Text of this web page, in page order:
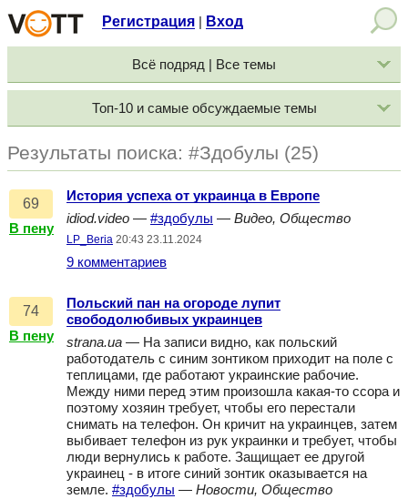
Регистрация Вход
Всё подряд | Все темы
Топ-10 и самые обсуждаемые темы
Результаты поиска: #Здобулы (25)
69
В пену
История успеха от украинца в Европе
idiod.video — #здобулы — Видео, Общество
LP_Beria 20:43 23.11.2024
9 комментариев
74
В пену
Польский пан на огороде лупит
свободолюбивых украинцев
strana.ua — На записи видно, как польский
работодатель с синим зонтиком приходит на поле с
теплицами, где работают украинские рабочие.
Между ними перед этим произошла какая-то ссора и
поэтому хозяин требует, чтобы его перестали
снимать на телефон. Он кричит на украинцев, затем
выбивает телефон из рук украинки и требует, чтобы
люди вернулись к работе. Защищает ее другой
украинец - в итоге синий зонтик оказывается на
земле. #здобулы — Новости, Общество